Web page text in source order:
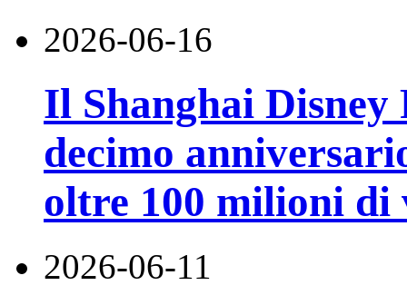
2026-06-16
Il Shanghai Disney
decimo
oltre 100 milioni
2026-06-11